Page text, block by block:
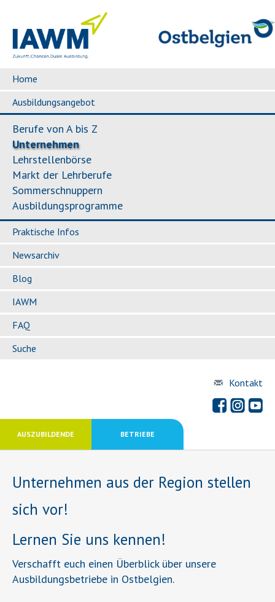
Home
Ausbildungsangebot
Berufe von A bis Z
Unternehmen
Lehrstellenbörse
Markt der Lehrberufe
Sommerschnuppern
Ausbildungsprogramme
Praktische Infos
Newsarchiv
Blog
IAWM
FAQ
Suche
Kontakt
AUSZUBILDENDE BETRIEBE
Unternehmen aus der Region stellen
sich vor!
Lernen Sie uns kennen!
Verschafft euch einen Überblick über unsere
Ausbildungsbetriebe in Ostbelgien.